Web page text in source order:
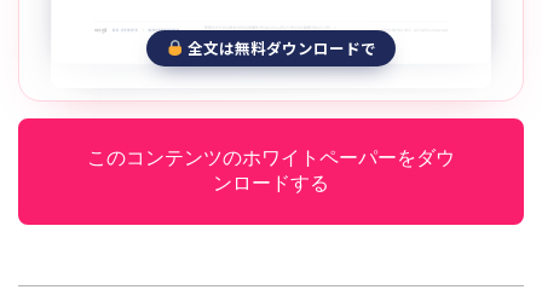
全文は無料ダウンロードで
このコンテンツのホワイトペーパーをダウ
ンロードする